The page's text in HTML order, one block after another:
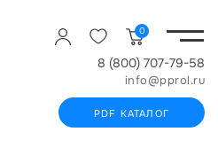
0
8 (800) 707-79-58
info@pprol.ru
PDF КАТАЛОГ